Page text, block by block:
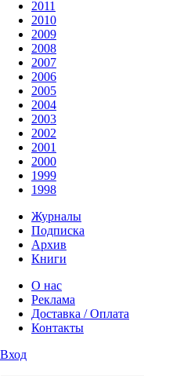
2011
2010
2009
2008
2007
2006
2005
2004
2003
2002
2001
2000
1999
1998
Журналы
Подписка
Архив
Книги
О нас
Реклама
Доставка / Оплата
Контакты
Вход